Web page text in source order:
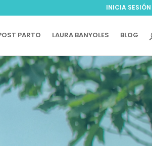
INICIA SESIÓN
PARTO LAURA BANYOLES BLOG